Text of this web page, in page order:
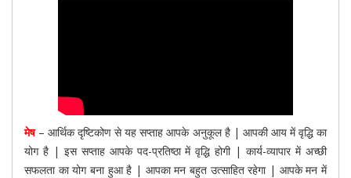
मेष– आर्थिक दृष्टिकोण से यह सप्ताह आपके अनुकूल है | आपकी आय में वृद्धि का
योग है | इस सप्ताह आपके पद-प्रतिष्ठा में वृद्धि होगी | कार्य-व्यापार में अच्छी
सफलता का योग बना हुआ है | आपका मन बहुत उत्साहित रहेगा | आपके मन में